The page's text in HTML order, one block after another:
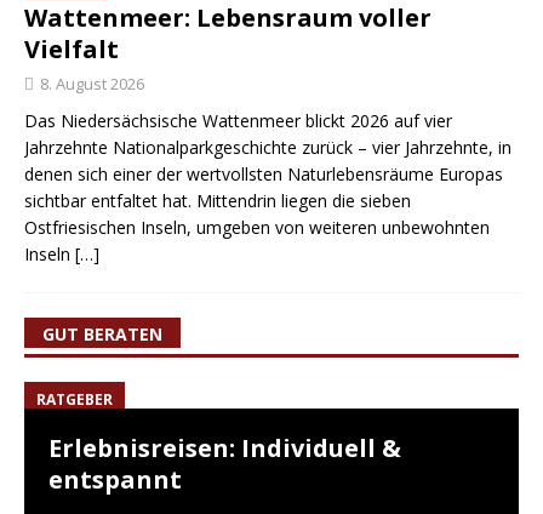
Wattenmeer: Lebensraum voller
Vielfalt
8. August 2026
Das Niedersächsische Wattenmeer blickt 2026 auf vier
Jahrzehnte Nationalparkgeschichte zurück – vier Jahrzehnte, in
denen sich einer der wertvollsten Naturlebensräume Europas
sichtbar entfaltet hat. Mittendrin liegen die sieben
Ostfriesischen Inseln, umgeben von weiteren unbewohnten
Inseln […]
GUT BERATEN
RATGEBER
Erlebnisreisen: Individuell &
entspannt